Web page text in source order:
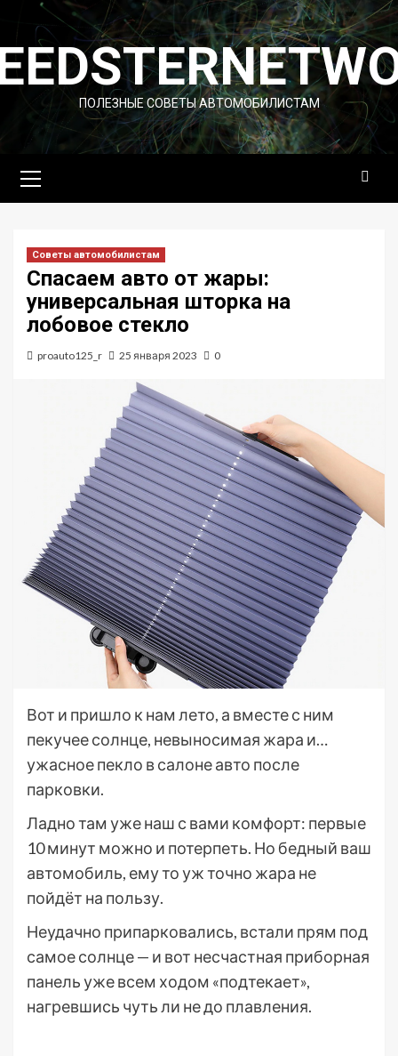
Перейти
содержимому
ПОЛЕЗНЫЕ СОВЕТЫ АВТОМОБИЛИСТАМ
меню
Советы автомобилистам
Спасаем авто от жары:
универсальная шторка на
лобовое стекло
proauto125_r 25 января 2023 0
Вот и пришло к нам лето, а вместе с ним
пекучее солнце, невыносимая жара и…
ужасное пекло в салоне авто после
парковки.
Ладно там уже наш с вами комфорт: первые
10 минут можно и потерпеть. Но бедный ваш
автомобиль, ему то уж точно жара не
пойдёт на пользу.
Неудачно припарковались, встали прям под
самое солнце — и вот несчастная приборная
панель уже всем ходом «подтекает»,
нагревшись чуть ли не до плавления.